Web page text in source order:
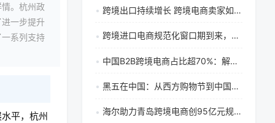
。杭州政
一步提升
系列支持
平，杭州
跨境出口持续增长 跨境电商卖家如何抓住出海机遇与实操策略
跨境进口电商规范化窗口期到来，商家该如何应对转型挑战？
中国B2B跨境电商占比超70%：解析其主导地位、驱动因素与未来趋势
黑五在中国：从西方购物节到中国电商第三大节的崛起之路
海尔助力青岛跨境电商创95亿元规模，引领家电出海与区域经济新篇章